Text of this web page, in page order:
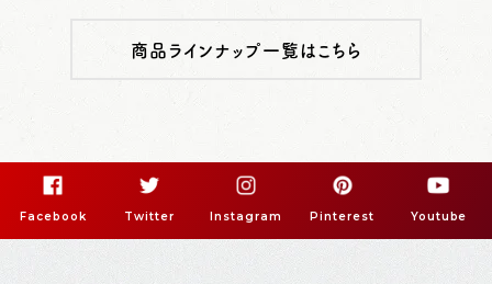
商品ラインナップ一覧はこちら
Facebook Twitter Instagram Pinterest Youtube